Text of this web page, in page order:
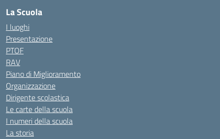
La Scuola
I luoghi
Presentazione
PTOF
RAV
Piano di Miglioramento
Organizzazione
Dirigente scolastica
Le carte della scuola
I numeri della scuola
La storia